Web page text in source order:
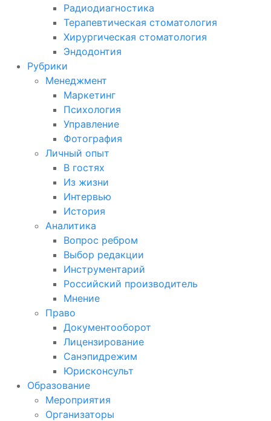
Радиодиагностика
Терапевтическая стоматология
Хирургическая стоматология
Эндодонтия
Рубрики
Менеджмент
Маркетинг
Психология
Управление
Фотография
Личный опыт
В гостях
Из жизни
Интервью
История
Аналитика
Вопрос ребром
Выбор редакции
Инструментарий
Российский производитель
Мнение
Право
Документооборот
Лицензирование
Санэпидрежим
Юрисконсульт
Образование
Мероприятия
Организаторы